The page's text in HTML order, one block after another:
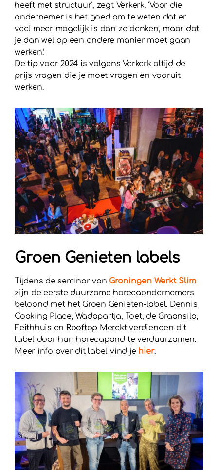
heeft met structuur’, zegt Verkerk. ‘Voor die
ondernemer is het goed om te weten dat er
veel meer mogelijk is dan ze denken, maar dat
je dan wel op een andere manier moet gaan
werken.’
De tip voor 2024 is volgens Verkerk altijd de
prijs vragen die je moet vragen en vooruit
werken.
Groen Genieten labels
Tijdens de seminar van Groningen Werkt Slim
zijn de eerste duurzame horecaondernemers
beloond met het Groen Genieten-label. Dennis
Cooking Place, Wadapartja, Toet, de Graansilo,
Feithhuis en Rooftop Merckt verdienden dit
label door hun horecapand te verduurzamen.
Meer info over dit label vind je hier.